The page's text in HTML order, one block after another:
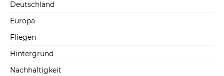
Deutschland
Europa
Fliegen
Hintergrund
Nachhaltigkeit